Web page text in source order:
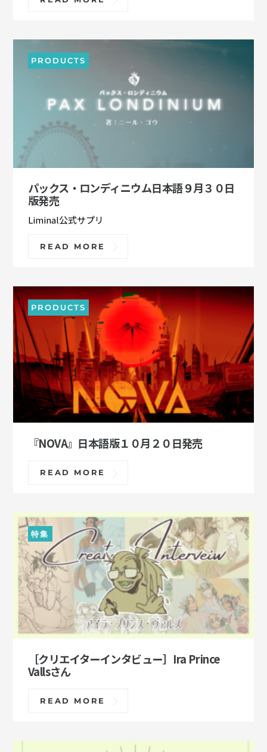
パックス・ロンディニウム日本語９月３０日
版発売
PRODUCTS
Liminal公式サプリ
READ MORE
『NOVA』日本語版１０月２０日発売
PRODUCTS
READ MORE
［クリエイターインタビュー］Ira Prince
Vallsさん
特集
READ MORE